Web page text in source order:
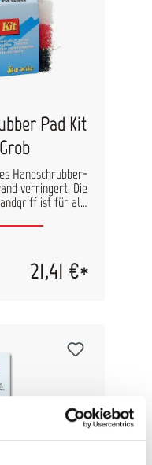
Pad Kit
Handschrubber-
verringert. Die
ist für alle
21,41 €*